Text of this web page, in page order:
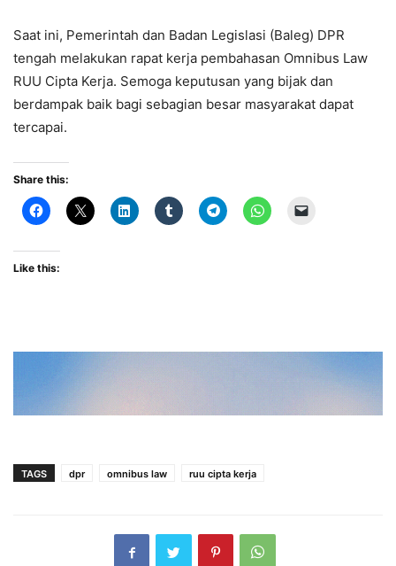
Saat ini, Pemerintah dan Badan Legislasi (Baleg) DPR
tengah melakukan rapat kerja pembahasan Omnibus Law
RUU Cipta Kerja. Semoga keputusan yang bijak dan
berdampak baik bagi sebagian besar masyarakat dapat
tercapai.
Share this:
Like this:
TAGS dpr omnibus law ruu cipta kerja